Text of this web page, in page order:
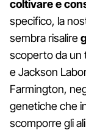
coltivare e
specifico, la
sembra risalire
scoperto da un
e Jackson
Farmington,
genetiche che
scomporre gli